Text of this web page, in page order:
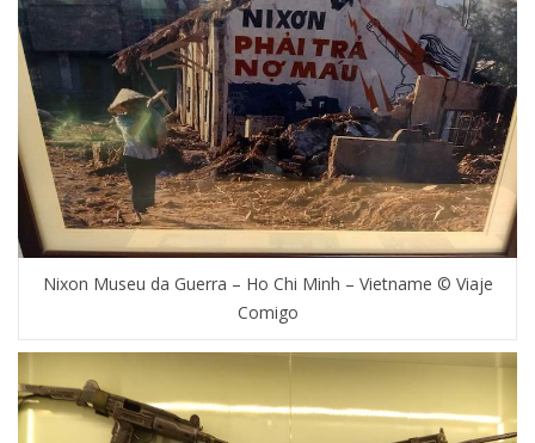
Nixon Museu da Guerra – Ho Chi Minh – Vietname © Viaje
Comigo